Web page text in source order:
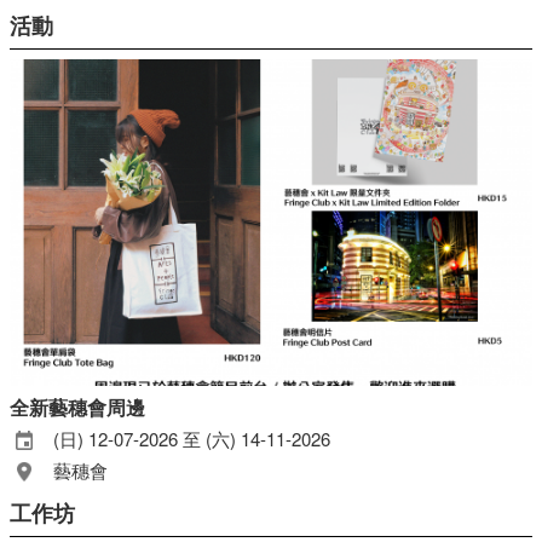
活動
全新藝穗會周邊
(日) 12-07-2026 至 (六) 14-11-2026
藝穗會
工作坊